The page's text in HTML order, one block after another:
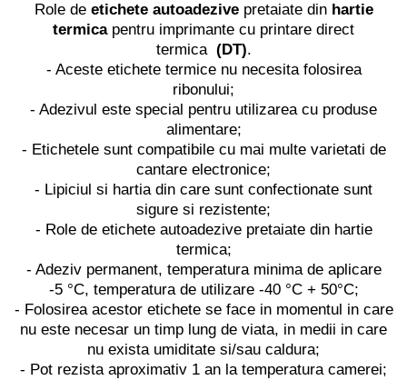
Cantare numaratoare
Platforme pe 1 celula
Platforme mici 28x35
Accesorii cantare
TK Series
Tablete
Role de etichete autoadezivepretaiate din hartie
termicapentru imprimante cu printare direct
termica (DT).
- Aceste etichete termice nu necesita folosirea
ribonului;
- Adezivul este special pentru utilizarea cu produse
alimentare;
- Etichetele sunt compatibile cu mai multe varietati de
cantare electronice;
- Lipiciul si hartia din care sunt confectionate sunt
sigure si rezistente;
- Role de etichete autoadezive pretaiate din hartie
termica;
- Adeziv permanent, temperatura minima de aplicare
-5 °C, temperatura de utilizare -40 °C + 50°C;
- Folosirea acestor etichete se face in momentul in care
nu este necesar un timp lung de viata, in medii in care
nu exista umiditate si/sau caldura;
- Pot rezista aproximativ 1 an la temperatura camerei;